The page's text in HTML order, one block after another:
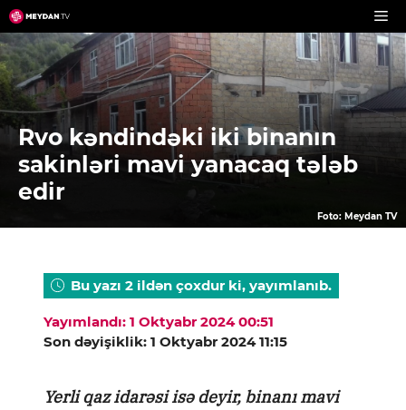
Skip
to
content
Rvo kəndindəki iki binanın
sakinləri mavi yanacaq tələb
edir
Foto: Meydan TV
Bu yazı 2 ildən çoxdur ki, yayımlanıb.
Yayımlandı: 1 Oktyabr 2024 00:51
Son dəyişiklik: 1 Oktyabr 2024 11:15
Yerli qaz idarəsi isə deyir, binanı mavi